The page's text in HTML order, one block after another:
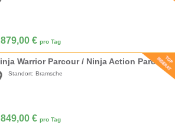
879,00 € pro Tag
Ninja Warrior Parcour / Ninja Action Parcour mieten
Standort: Bramsche
849,00 € pro Tag